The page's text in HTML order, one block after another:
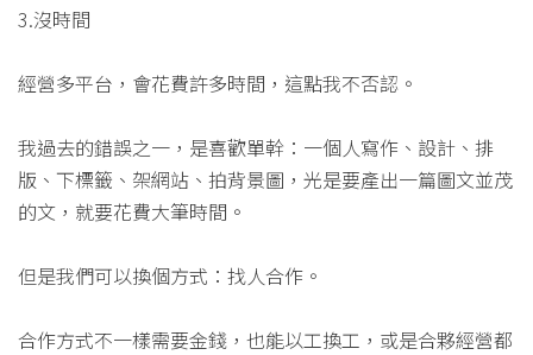
3.沒時間
經營多平台，會花費許多時間，這點我不否認。
我過去的錯誤之一，是喜歡單幹：一個人寫作、設計、排
版、下標籤、架網站、拍背景圖，光是要產出一篇圖文並茂
的文，就要花費大筆時間。
但是我們可以換個方式：找人合作。
合作方式不一樣需要金錢，也能以工換工，或是合夥經營都